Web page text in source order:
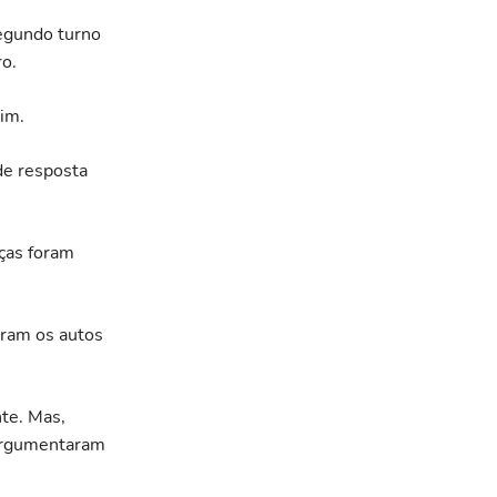
turno
resposta
foram
os autos
Mas,